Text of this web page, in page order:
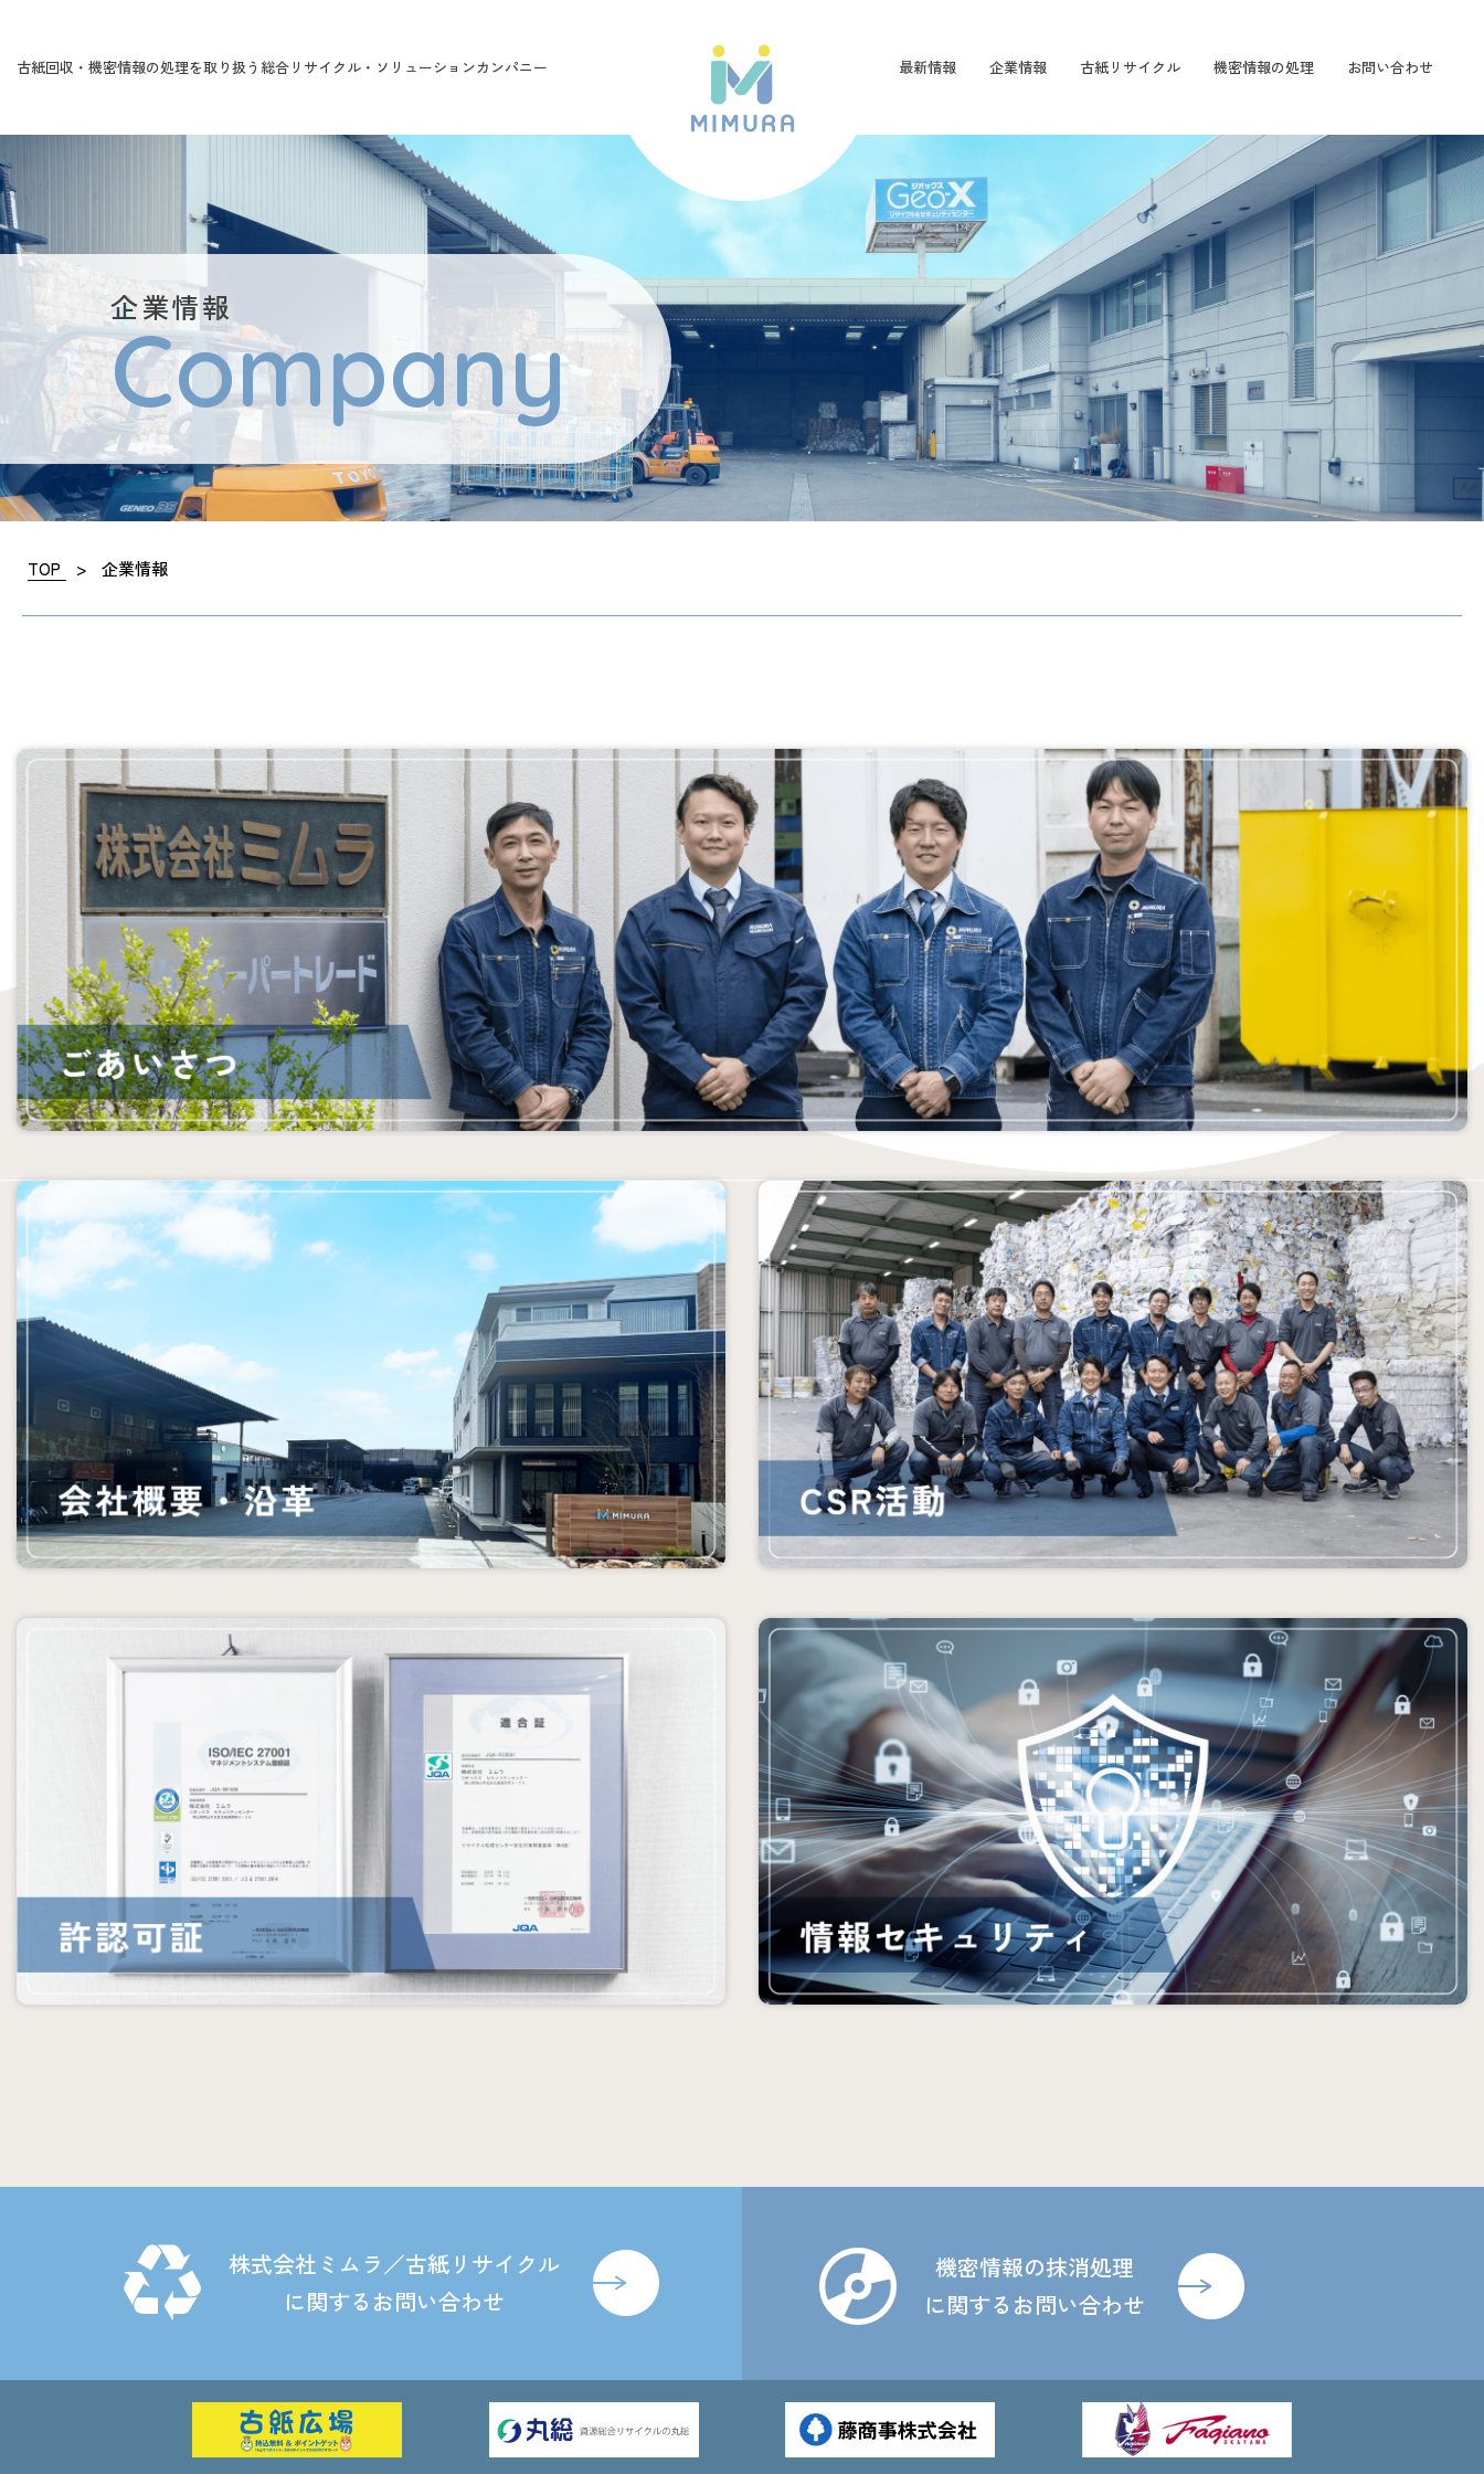
古紙回収・機密情報の処理を取り扱う総合リサイクル・ソリューションカンパニー 最新情報 企業情報 古紙リサイクル 機密情報の処理 お問い合わせ
企業情報
Company
TOP > 企業情報
株式会社ミムラ／古紙リサイクル
に関するお問い合わせ
機密情報の抹消処理
に関するお問い合わせ